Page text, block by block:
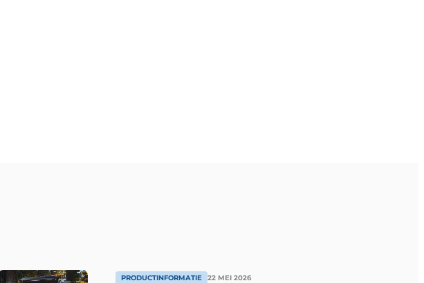
PRODUCTINFORMATIE 22 MEI 2026